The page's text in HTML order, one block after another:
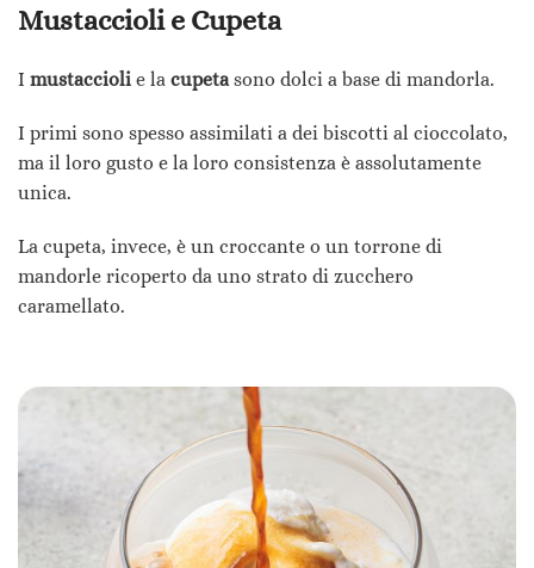
Mustaccioli e Cupeta
I mustaccioli e la cupetasono dolci a base di mandorla.
I primi sono spesso assimilati a dei biscotti al cioccolato,
ma il loro gusto e la loro consistenza è assolutamente
unica.
La cupeta, invece, è un croccante o un torrone di
mandorle ricoperto da uno strato di zucchero
caramellato.